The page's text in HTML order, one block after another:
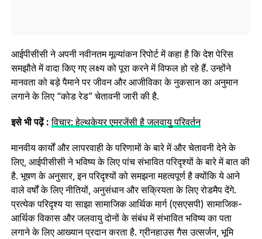
आईपीसीसी ने अपनी नवीनतम मूल्यांकन रिपोर्ट में कहा है कि देश पेरिस
समझौते में वादा किए गए लक्ष्य को पूरा करने में विफल हो रहे हैं. उन्‍होंने
मानवता को बड़े पैमाने पर जीवन और आजीविका के नुकसान का अनुमान
लगाने के लिए “कोड रेड” चेतावनी जारी की है.
इसे भी पढ़ें :विचार: हेल्‍थकेयर एमरजेंसी है जलवायु परिवर्तन
मानवीय कार्यों और लापरवाही के परिणामों के बारे में और चेतावनी देने के
लिए, आईपीसीसी ने भविष्य के लिए पांच संभावित परिदृश्यों के बारे में बात की
है. भूषण के अनुसार, इन परिदृश्यों को समझना महत्वपूर्ण है क्योंकि ये आने
वाले वर्षों के लिए नीतियों, अनुसंधान और सक्रियता के लिए रोडमैप देंगे.
प्रत्येक परिदृश्य या साझा सामाजिक आर्थिक मार्ग (एसएसपी) सामाजिक-
आर्थिक विकास और जलवायु दोनों के संबंध में संभावित भविष्य का पता
लगाने के लिए आख्यान प्रदान करता है. ग्रीनहाउस गैस उत्सर्जन, भूमि